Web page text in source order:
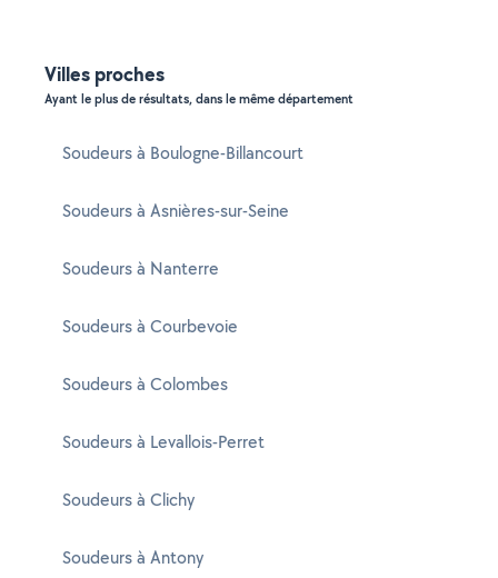
Villes proches
Ayant le plus de résultats, dans le même département
Soudeurs à Boulogne-Billancourt
Soudeurs à Asnières-sur-Seine
Soudeurs à Nanterre
Soudeurs à Courbevoie
Soudeurs à Colombes
Soudeurs à Levallois-Perret
Soudeurs à Clichy
Soudeurs à Antony